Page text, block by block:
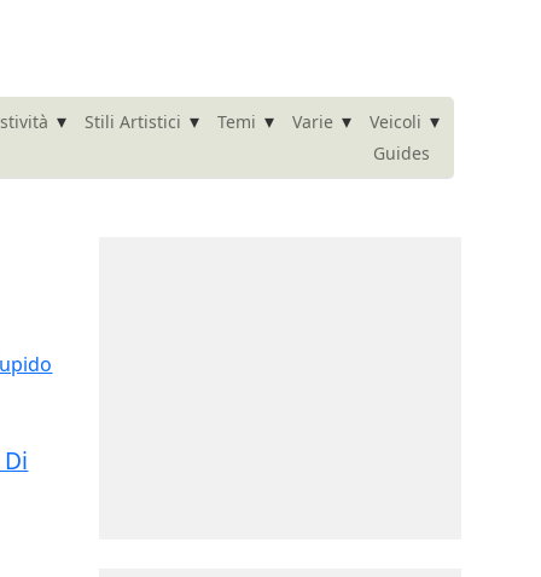
▾ Stili Artistici ▾ Temi ▾ Varie ▾ Veicoli ▾
Guides